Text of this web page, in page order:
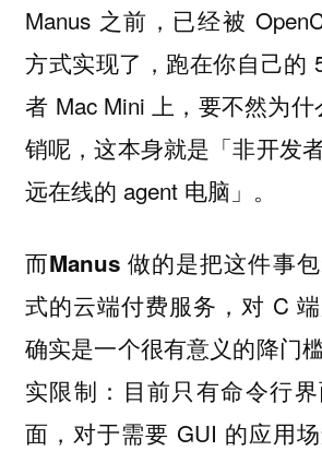
Manus 之前，已经被
方式实现了，跑在你自己的
者 Mac Mini 上，要不然为什
销呢，这本身就是「非开发
远在线的 agent 电脑」。
而Manus 做的是把这件事
式的云端付费服务 ，对 C
确实是一个很有意义的降门
实限制：目前只有命令行
面，对于需要 GUI 的应用